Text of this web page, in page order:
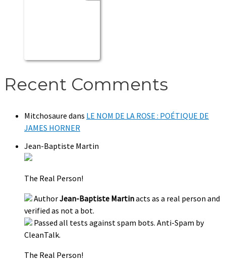
Recent Comments
Mitchosaure dans LE NOM DE LA ROSE : POÉTIQUE DE
JAMES HORNER
Jean-Baptiste Martin
The Real Person!
AuthorJean-Baptiste Martinacts as a real person and
verified as not a bot.
Passed all tests against spam bots. Anti-Spam by
CleanTalk.
The Real Person!